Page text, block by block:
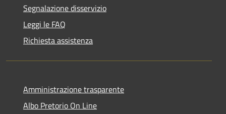
Segnalazione disservizio
Leggi le FAQ
Richiesta assistenza
Amministrazione trasparente
Albo Pretorio On Line